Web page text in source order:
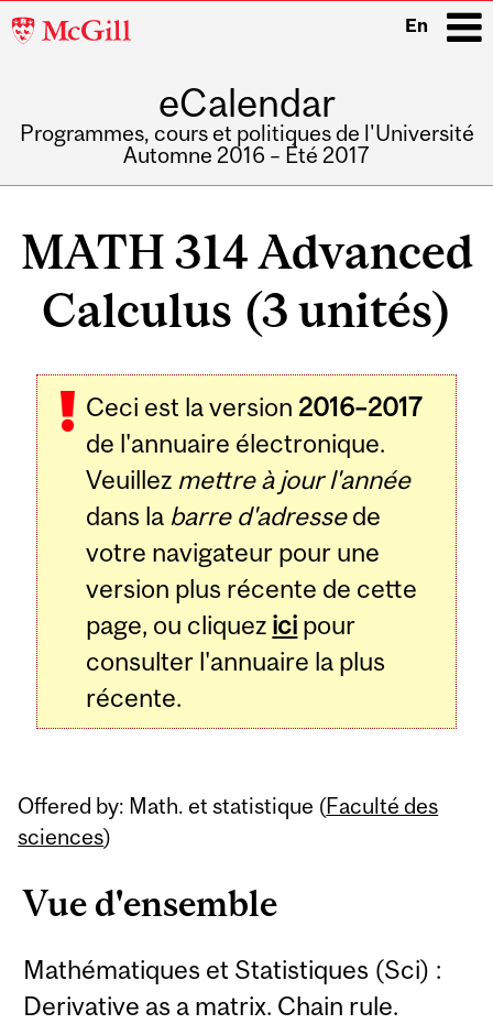
McGill
En
eCalendar
Programmes, cours et politiques de l'Université
Automne 2016 – Été 2017
MATH 314 Advanced
Calculus (3 unités)
Ceci est la version 2016–2017
de l'annuaire électronique.
Veuillez mettre à jour l'année
dans la barre d'adressede
votre navigateur pour une
version plus récente de cette
page, ou cliquez ici pour
consulter l'annuaire la plus
récente.
Offered by: Math. et statistique (Faculté des
sciences)
Vue d'ensemble
Mathématiques et Statistiques (Sci) :
Derivative as a matrix. Chain rule.